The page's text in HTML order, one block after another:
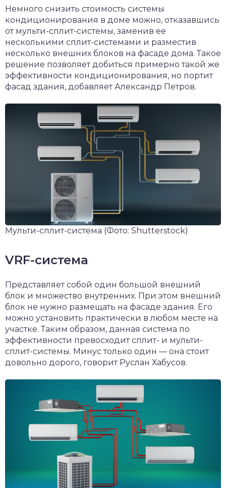
Немного снизить стоимость системы
кондиционирования в доме можно, отказавшись
от мульти-сплит-системы, заменив ее
несколькими сплит-системами и разместив
несколько внешних блоков на фасаде дома. Такое
решение позволяет добиться примерно такой же
эффективности кондиционирования, но портит
фасад здания, добавляет Александр Петров.
Мульти-сплит-система (Фото: Shutterstock)
VRF-система
Представляет собой один большой внешний
блок и множество внутренних. При этом внешний
блок не нужно размещать на фасаде здания. Его
можно установить практически в любом месте на
участке. Таким образом, данная система по
эффективности превосходит сплит- и мульти-
сплит-системы. Минус только один — она стоит
довольно дорого, говорит Руслан Хабусов.